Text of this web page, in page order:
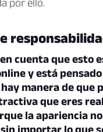
por ello.
cuenta que esto
y está
manera de que
que eres
la apariencia